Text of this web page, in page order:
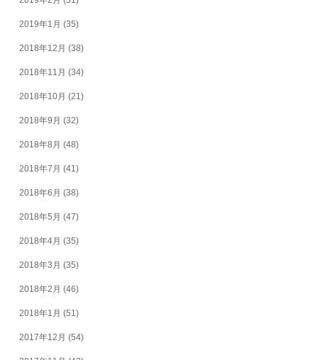
2019年1月 (35)
2018年12月 (38)
2018年11月 (34)
2018年10月 (21)
2018年9月 (32)
2018年8月 (48)
2018年7月 (41)
2018年6月 (38)
2018年5月 (47)
2018年4月 (35)
2018年3月 (35)
2018年2月 (46)
2018年1月 (51)
2017年12月 (54)